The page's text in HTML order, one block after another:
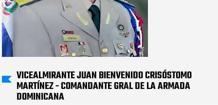
VICEALMIRANTE JUAN BIENVENIDO CRISÓSTOMO
MARTÍNEZ - COMANDANTE GRAL DE LA ARMADA
DOMINICANA